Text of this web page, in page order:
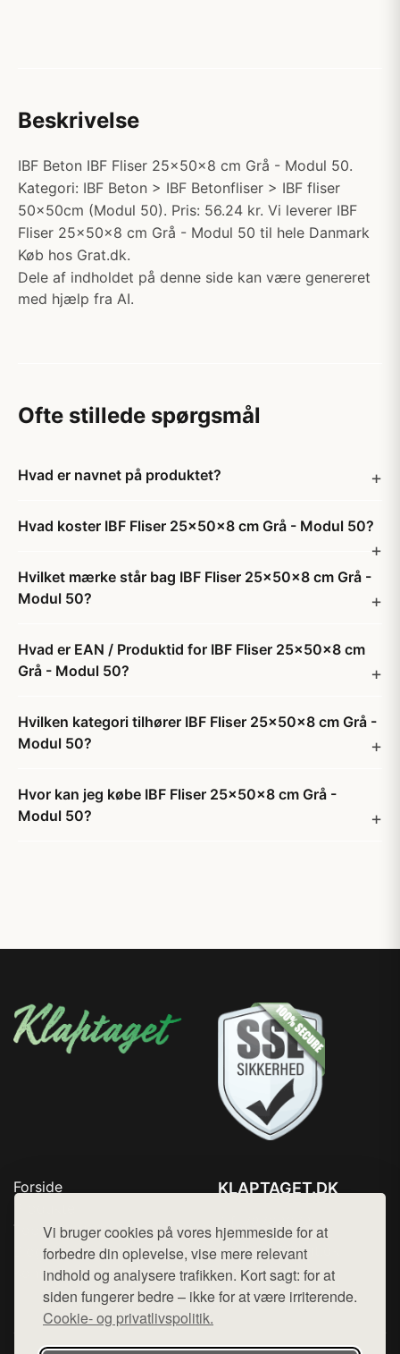
Vi bruger cookies på vores hjemmeside for at
forbedre din oplevelse, vise mere relevant
indhold og analysere trafikken. Kort sagt: for at
siden fungerer bedre – ikke for at være irriterende.
Cookie- og privatlivspolitik.
Beskrivelse
IBF Beton IBF Fliser 25x50x8 cm Grå - Modul 50.
Kategori: IBF Beton > IBF Betonfliser > IBF fliser
50x50cm (Modul 50). Pris: 56.24 kr. Vi leverer IBF
Fliser 25x50x8 cm Grå - Modul 50 til hele Danmark
Køb hos Grat.dk.
Dele af indholdet på denne side kan være genereret
med hjælp fra AI.
Ofte stillede spørgsmål
Hvad er navnet på produktet?
Hvad koster IBF Fliser 25x50x8 cm Grå - Modul 50?
Hvilket mærke står bag IBF Fliser 25x50x8 cm Grå -
Modul 50?
Hvad er EAN / Produktid for IBF Fliser 25x50x8 cm
Grå - Modul 50?
Hvilken kategori tilhører IBF Fliser 25x50x8 cm Grå -
Modul 50?
Hvor kan jeg købe IBF Fliser 25x50x8 cm Grå -
Modul 50?
Forside
Top Rabatter
Blog
Kontakt
KLAPTAGET.DK
Mail: hej@want.dk
Cookie- og privatlivspolitik